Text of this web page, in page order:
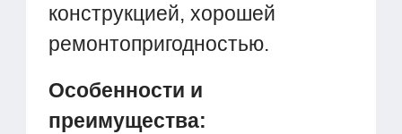
конструкцией, хорошей
ремонтопригодностью.
Особенности и
преимущества: